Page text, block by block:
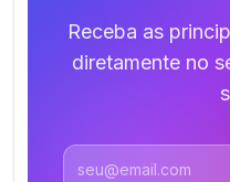
Receba as
diretamente no
Endereço de email